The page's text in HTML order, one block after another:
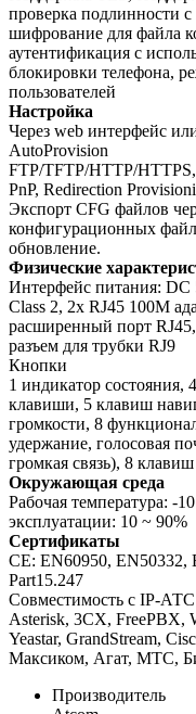
проверка подлинности
шифрование для файла
аутентификация с
блокировки телефона,
пользователей
Настройка
Через web интерфейс
AutoProvision
FTP/TFTP/HTTP/
PnP, Redirection
Экспорт CFG файлов
конфигурационных
обновление.
Физические
Интерфейс питания:
Class 2, 2x RJ45 100M
расширенный порт
разъем для трубки RJ9
Кнопки
1 индикатор
клавиши, 5 клавиш
громкости, 8
удержание, голосовая
громкая связь), 8
Окружающая среда
Рабочая температура: -
эксплуатации: 10 ~ 90%
Сертификаты
CE: EN60950, EN50332,
Part15.247
Совместимость с IP-АТС
Asterisk, 3CX, FreePBX,
Yeastar, GrandStream,
Максиком, Агат, МТС,
Производитель